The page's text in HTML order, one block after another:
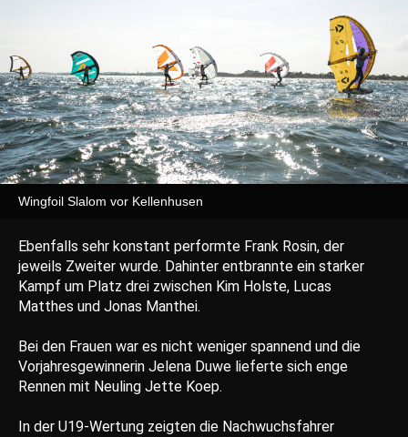
Wingfoil Slalom vor Kellenhusen
Ebenfalls sehr konstant performte Frank Rosin, der
jeweils Zweiter wurde. Dahinter entbrannte ein starker
Kampf um Platz drei zwischen Kim Holste, Lucas
Matthes und Jonas Manthei.
Bei den Frauen war es nicht weniger spannend und die
Vorjahresgewinnerin Jelena Duwe lieferte sich enge
Rennen mit Neuling Jette Koep.
In der U19-Wertung zeigten die Nachwuchsfahrer